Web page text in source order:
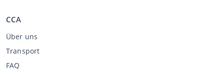
CCA
Über uns
Transport
FAQ